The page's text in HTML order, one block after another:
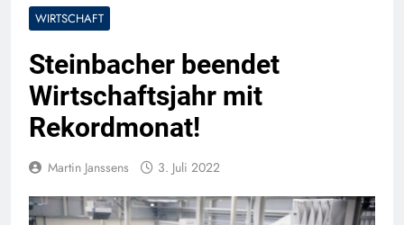
WIRTSCHAFT
Steinbacher beendet
Wirtschaftsjahr mit
Rekordmonat!
Martin Janssens 3. Juli 2022